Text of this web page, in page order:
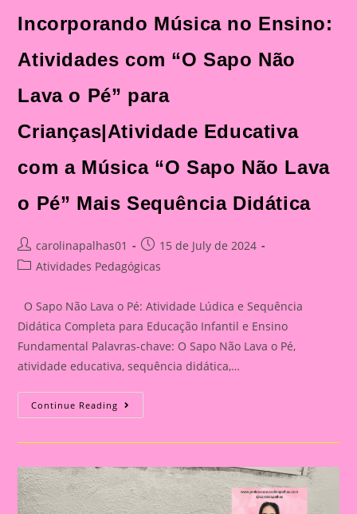
Incorporando Música no Ensino:
Atividades com “O Sapo Não
Lava o Pé” para
Crianças|Atividade Educativa
com a Música “O Sapo Não Lava
o Pé” Mais Sequência Didática
Post
author:
carolinapalhas01
Post
published:
15 de July de 2024
PostAtividades Pedagógicas
O Sapo Não Lava o Pé: Atividade Lúdica e Sequência
Didática Completa para Educação Infantil e Ensino
Fundamental Palavras-chave: O Sapo Não Lava o Pé,
atividade educativa, sequência didática,…
Continue Reading Incorporando
Música
Ensino:
“O
Sapo
Não
Lava